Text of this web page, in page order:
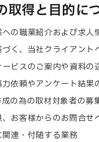
取得と目的に
の職業紹介および求人
く、当社クライアント
ビスのご案内や資料の
依頼やアンケート結
の為の取材対象者の募
お客様からのお問合
連・付随する業務